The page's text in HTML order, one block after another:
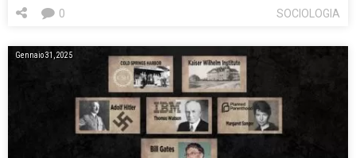
SOCIOLOGIA
0
Gennaio 31, 2025